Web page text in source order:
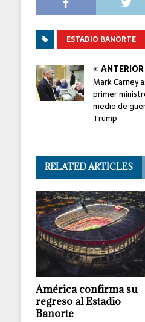
ESTADIO BANORTE
ANTERIOR
Mark Carney
primer
medio de
Trump
RELATED ARTICLES
América confirma su
regreso al Estadio
Banorte